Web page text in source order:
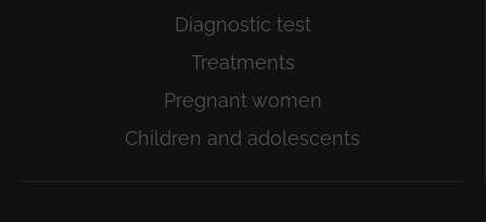
Diagnostic test
Treatments
Pregnant women
Children and adolescents